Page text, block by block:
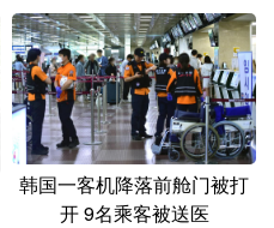
韩国一客机降落前舱门被打
开 9名乘客被送医